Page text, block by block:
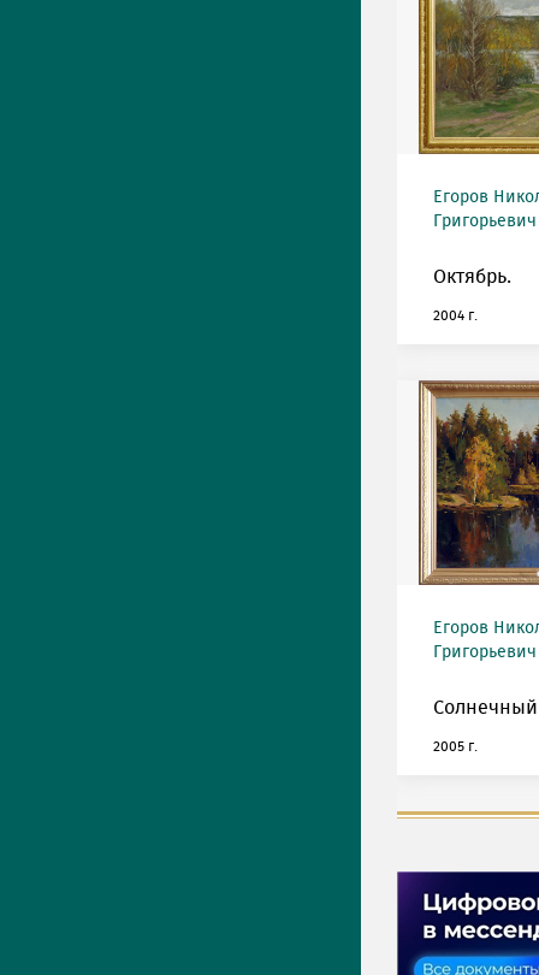
Егоров
Октябрь.
2004 г.
Егоров
Солнечный
2005 г.